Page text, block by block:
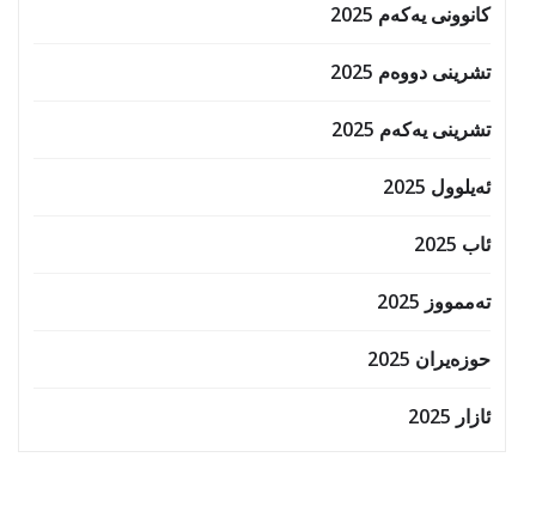
کانوونی یەکەم 2025
تشرینی دووەم 2025
تشرینی یەکەم 2025
ئەیلوول 2025
ئاب 2025
تەممووز 2025
حوزه‌یران 2025
ئازار 2025